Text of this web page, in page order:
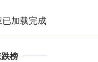
加载完成
榜